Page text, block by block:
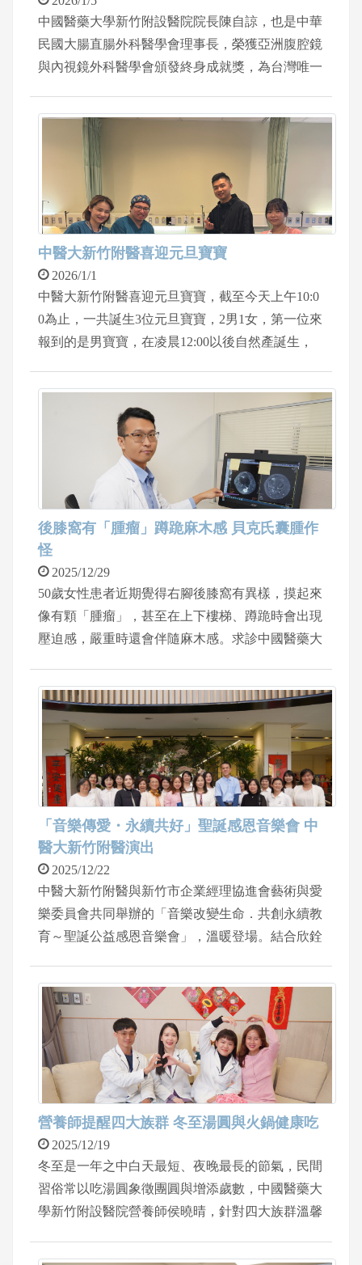
中國醫藥大學新竹附設醫院院長陳自諒，也是中華
民國大腸直腸外科醫學會理事長，榮獲亞洲腹腔鏡
與內視鏡外科醫學會頒發終身成就獎，為台灣唯一
定榆製作的獎牌，題字「達文稱尊，名震杏林」，
肯定陳自諒院長在達文西手術的醫療成就。院長陳
自諒賢伉儷非常感謝楊文科縣長賢伉儷的恭賀，並
且分享喜悅。
中醫大新竹附醫喜迎元旦寶寶
2026/1/1
中醫大新竹附醫喜迎元旦寶寶，截至今天上午10:0
0為止，一共誕生3位元旦寶寶，2男1女，第一位來
報到的是男寶寶，在凌晨12:00以後自然產誕生，
贈伴手禮，新竹縣政府也恭喜新手媽咪和爸比。
後膝窩有「腫瘤」蹲跪麻木感 貝克氏囊腫作
怪
2025/12/29
50歲女性患者近期覺得右腳後膝窩有異樣，摸起來
像有顆「腫瘤」，甚至在上下樓梯、蹲跪時會出現
壓迫感，嚴重時還會伴隨麻木感。求診中國醫藥大
氏囊腫」膕窩囊腫約5公分，經醫病溝通後，病人
接受微創膝關節鏡手術治療，手術約30分鐘，術後
隔天即可下床活動，兩天後順利出院。
「音樂傳愛・永續共好」聖誕感恩音樂會 中
醫大新竹附醫演出
2025/12/22
中醫大新竹附醫與新竹市企業經理協進會藝術與愛
樂委員會共同舉辦的「音樂改變生命．共創永續教
育～聖誕公益感恩音樂會」，溫暖登場。結合欣銓
持，帶領「慢飛兒庇護工場、樂樂合唱團」，一同
來到中國醫藥大學新竹附設醫院的大廳，為在場醫
護人員及病患、家屬，以熱情歌聲琴音傳遞感恩與
希望。中醫大新竹附醫執行長張宜真非常感動慢飛
兒庇護工場卓新元精彩表演，同時頒發感謝狀，感
謝表演團隊透過音樂撫慰家屬和病患心靈。
營養師提醒四大族群 冬至湯圓與火鍋健康吃
2025/12/19
冬至是一年之中白天最短、夜晚最長的節氣，民間
習俗常以吃湯圓象徵團圓與增添歲數，中國醫藥大
學新竹附設醫院營養師侯曉晴，針對四大族群溫馨
攝取量，酒精入菜應適量，避免與藥物產生交互作